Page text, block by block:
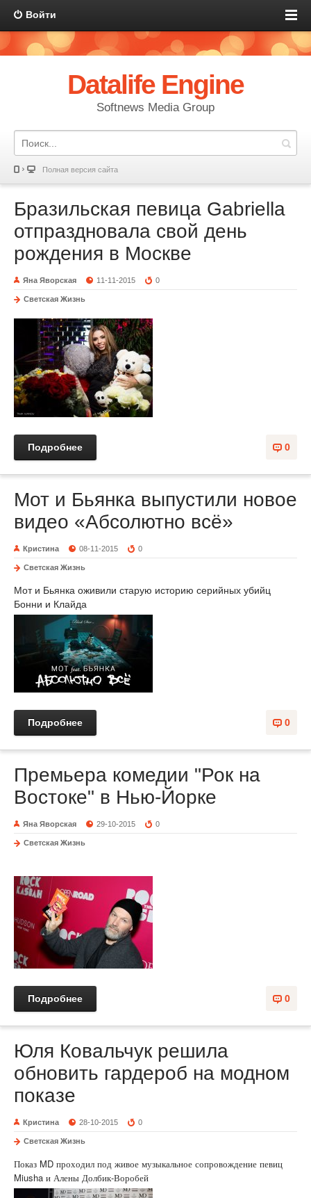
Войти
Datalife Engine
Softnews Media Group
Полная версия сайта
Бразильская певица Gabriella
отпраздновала свой день
рождения в Москве
Яна Яворская 11-11-2015 0
Светская Жизнь
0
Подробнее
Мот и Бьянка выпустили новое
видео «Абсолютно всё»
Кристина 08-11-2015 0
Светская Жизнь
Мот и Бьянка оживили старую историю серийных убийц
Бонни и Клайда
0
Подробнее
Премьера комедии "Рок на
Востоке" в Нью-Йорке
Яна Яворская 29-10-2015 0
Светская Жизнь
0
Подробнее
Юля Ковальчук решила
обновить гардероб на модном
показе
Кристина 28-10-2015 0
Светская Жизнь
Показ MD проходил под живое музыкальное сопровождение певиц
Miusha и Алены Долбик-Воробей